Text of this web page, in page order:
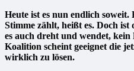
Heute ist es nun endlich
Stimme zählt, heißt es. Doch
es auch dreht und wendet,
Koalition scheint geeignet die
wirklich zu lösen.